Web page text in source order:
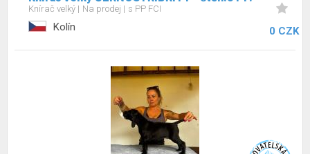
Knírač velký Na prodej s PP FCI
Kolín 0 CZK